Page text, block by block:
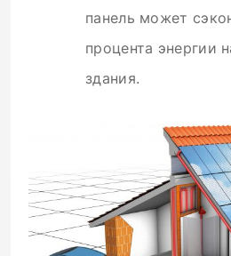
панель может
процента энергии
здания.